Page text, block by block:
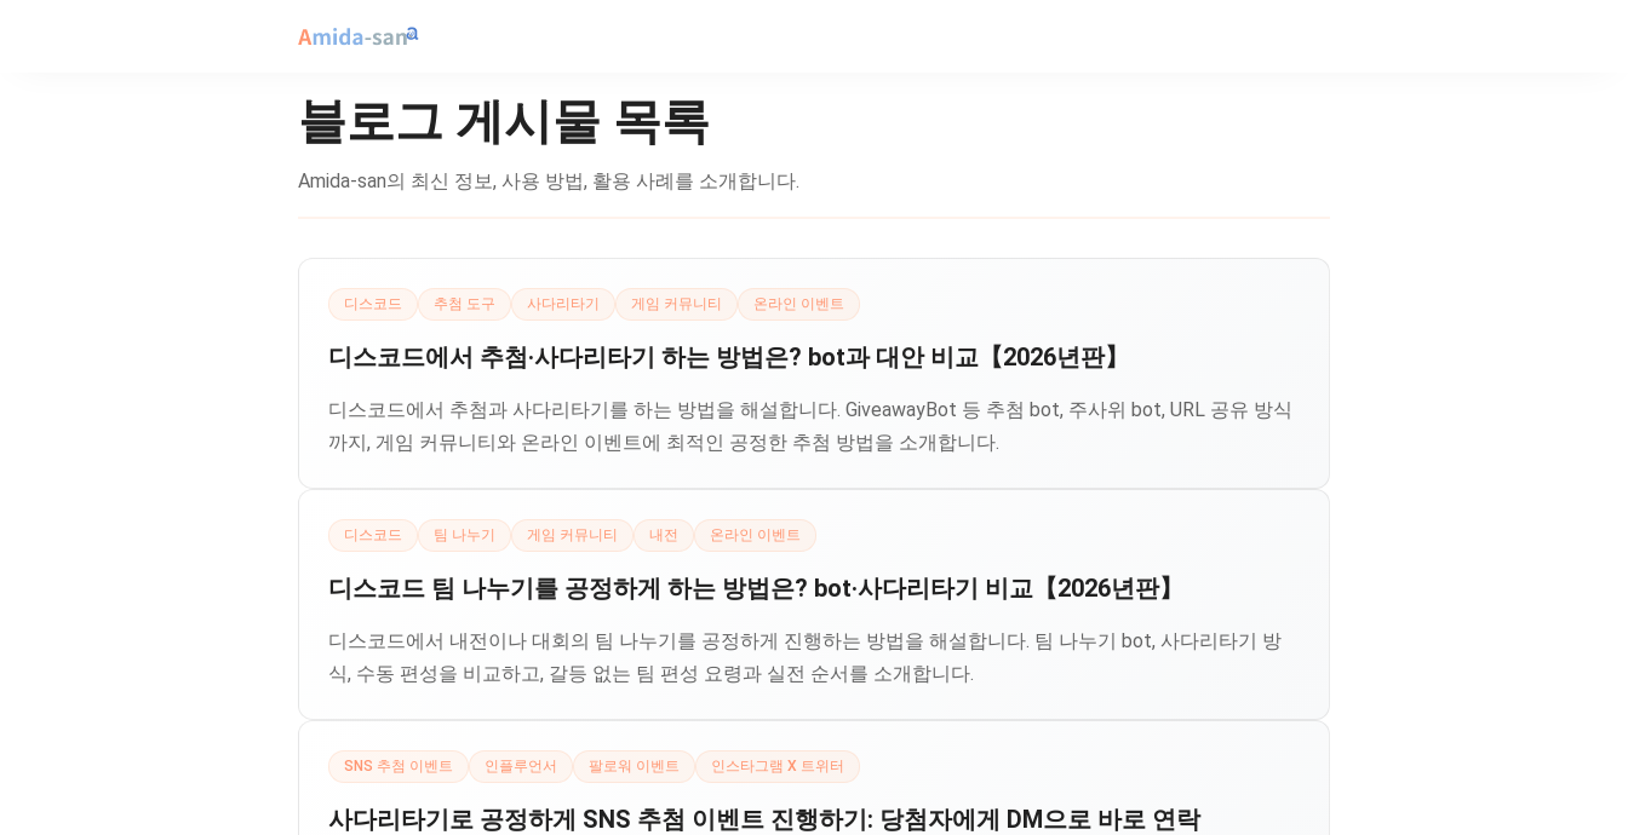
블로그 게시물 목록
Amida-san의 최신 정보, 사용 방법, 활용 사례를 소개합니다.
디스코드 추첨 도구 사다리타기 게임 커뮤니티 온라인 이벤트
디스코드에서 추첨·사다리타기 하는 방법은? bot과 대안 비교【2026년판】
디스코드에서 추첨과 사다리타기를 하는 방법을 해설합니다. GiveawayBot 등 추첨 bot, 주사위 bot, URL 공유 방식
까지, 게임 커뮤니티와 온라인 이벤트에 최적인 공정한 추첨 방법을 소개합니다.
디스코드 팀 나누기 게임 커뮤니티 내전 온라인 이벤트
디스코드 팀 나누기를 공정하게 하는 방법은? bot·사다리타기 비교【2026년판】
디스코드에서 내전이나 대회의 팀 나누기를 공정하게 진행하는 방법을 해설합니다. 팀 나누기 bot, 사다리타기 방
식, 수동 편성을 비교하고, 갈등 없는 팀 편성 요령과 실전 순서를 소개합니다.
SNS 추첨 이벤트 인플루언서 팔로워 이벤트 인스타그램 X 트위터
사다리타기로 공정하게 SNS 추첨 이벤트 진행하기: 당첨자에게 DM으로 바로 연락